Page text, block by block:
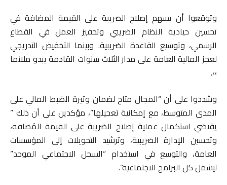
وتوقعوا أن يسهم إصلاح الضريبة على القيمة المضافة في
تحسين حيادية النظام الضريبي وتحفيز العمل في القطاع
الرسمي، وتوسيع القاعدة الضريبية. وبينما التخفيض التدريجي
لعجز المالية العامة على مدار الثلاث سنوات القادمة يبدو ملائما
».
وشددوا على أن “المجال متاح لضمان وتيرة الضبط المالي على
المدى المتوسط، مع إمكانية تعجيلها”، مؤكدين على أن ذلك ”
يقتضي استكمال عملية إصلاح الضريبة على القيمة المُضافة،
وتحسين الإدارة الضريبية، وترشيد التحويلات إلى المؤسسات
العامة، والتوسع في استخدام “السجل الاجتماعي الموحد”
ليشمل كل البرامج الاجتماعية”.